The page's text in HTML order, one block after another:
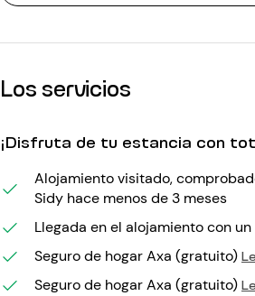
Los servicios
¡Disfruta de tu estancia con
Alojamiento visitado,
Sidy hace menos de 3 meses
Llegada en el alojamiento con
Seguro de hogar Axa (gratuito)
Seguro de hogar Axa (gratuito)